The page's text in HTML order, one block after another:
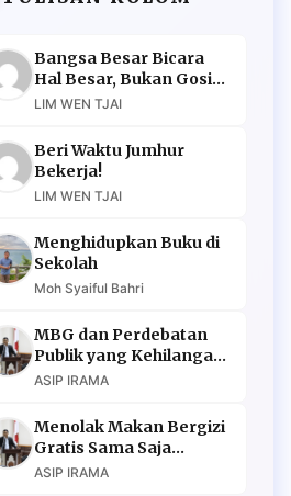
Bangsa Besar Bicara
Hal Besar, Bukan Gosip
Murahan
LIM WEN TJAI
Beri Waktu Jumhur
Bekerja!
LIM WEN TJAI
Menghidupkan Buku di
Sekolah
Moh Syaiful Bahri
MBG dan Perdebatan
Publik yang Kehilangan
Argumen
ASIP IRAMA
Menolak Makan Bergizi
Gratis Sama Saja
Menolak Masa Depan
ASIP IRAMA